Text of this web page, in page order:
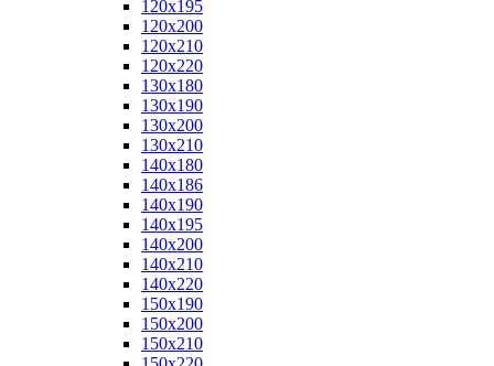
120x195
120x200
120x210
120x220
130x180
130x190
130x200
130x210
140x180
140x186
140x190
140x195
140x200
140x210
140x220
150x190
150x200
150x210